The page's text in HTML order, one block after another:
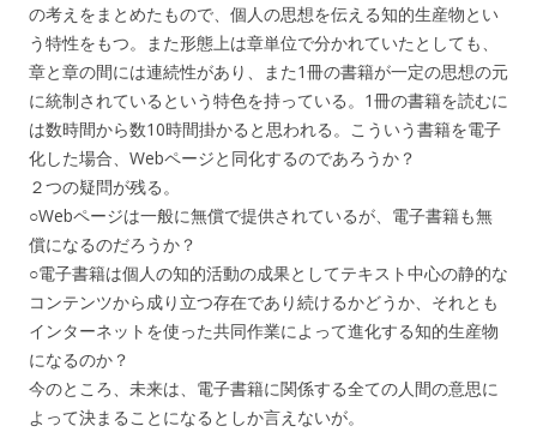
の考えをまとめたもので、個人の思想を伝える知的生産物とい
う特性をもつ。また形態上は章単位で分かれていたとしても、
章と章の間には連続性があり、また1冊の書籍が一定の思想の元
に統制されているという特色を持っている。1冊の書籍を読むに
は数時間から数10時間掛かると思われる。こういう書籍を電子
化した場合、Webページと同化するのであろうか？
２つの疑問が残る。
○Webページは一般に無償で提供されているが、電子書籍も無
償になるのだろうか？
○電子書籍は個人の知的活動の成果としてテキスト中心の静的な
コンテンツから成り立つ存在であり続けるかどうか、それとも
インターネットを使った共同作業によって進化する知的生産物
になるのか？
今のところ、未来は、電子書籍に関係する全ての人間の意思に
よって決まることになるとしか言えないが。